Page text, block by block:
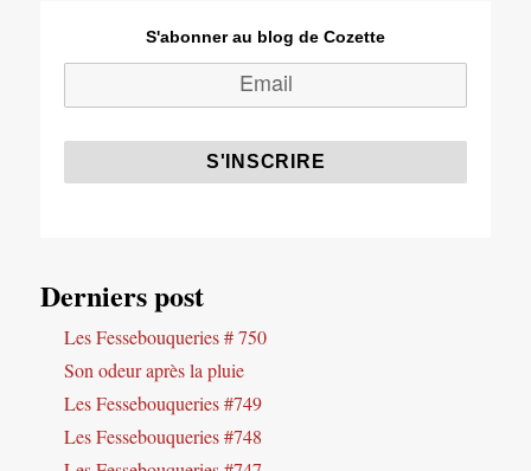
S'abonner au blog de Cozette
Derniers post
Les Fessebouqueries # 750
Son odeur après la pluie
Les Fessebouqueries #749
Les Fessebouqueries #748